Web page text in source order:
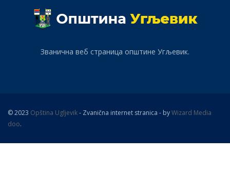
Званична веб страница општине Угљевик.
© 2023 Opština Ugljevik- Zvanična internet stranica - byWizard Media
doo.